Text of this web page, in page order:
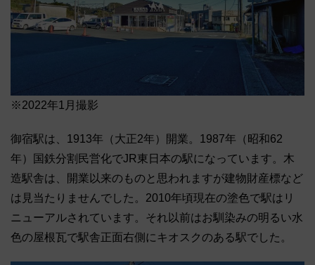
※2022年1月撮影
御宿駅は、1913年（大正2年）開業。1987年（昭和62
年）国鉄分割民営化でJR東日本の駅になっています。木
造駅舎は、開業以来のものと思われますが建物財産標など
は見当たりませんでした。2010年頃現在の塗色で駅はリ
ニューアルされています。それ以前はお馴染みの明るい水
色の屋根瓦で駅舎正面右側にキオスクのある駅でした。